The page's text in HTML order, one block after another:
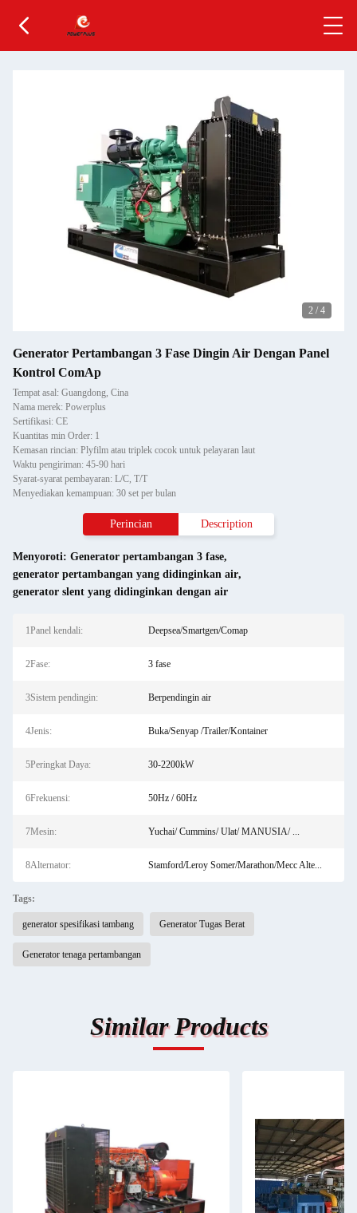
2 / 4
Generator Pertambangan 3 Fase Dingin Air Dengan Panel
Kontrol ComAp
Tempat asal: Guangdong, Cina
Nama merek: Powerplus
Sertifikasi: CE
Kuantitas min Order: 1
Kemasan rincian: Plyfilm atau triplek cocok untuk pelayaran laut
Waktu pengiriman: 45-90 hari
Syarat-syarat pembayaran: L/C, T/T
Menyediakan kemampuan: 30 set per bulan
Perincian Description
Menyoroti: Generator pertambangan 3 fase,
generator pertambangan yang didinginkan air,
generator slent yang didinginkan dengan air
1Panel kendali: Deepsea/Smartgen/Comap
2Fase: 3 fase
3Sistem pendingin: Berpendingin air
4Jenis: Buka/Senyap /Trailer/Kontainer
5Peringkat Daya: 30-2200kW
6Frekuensi: 50Hz / 60Hz
7Mesin: Yuchai/ Cummins/ Ulat/ MANUSIA/ ...
8Alternator: Stamford/Leroy Somer/Marathon/Mecc Alte...
Tags:
generator spesifikasi tambang Generator Tugas Berat
Generator tenaga pertambangan
Similar Products